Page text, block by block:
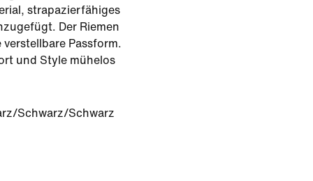
strapazierfähiges
Der Riemen
Passform.
und Style mühelos
Schwarz/Schwarz